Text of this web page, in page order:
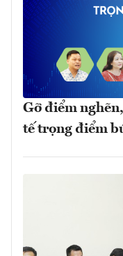
Gỡ điểm
tế trọng điểm